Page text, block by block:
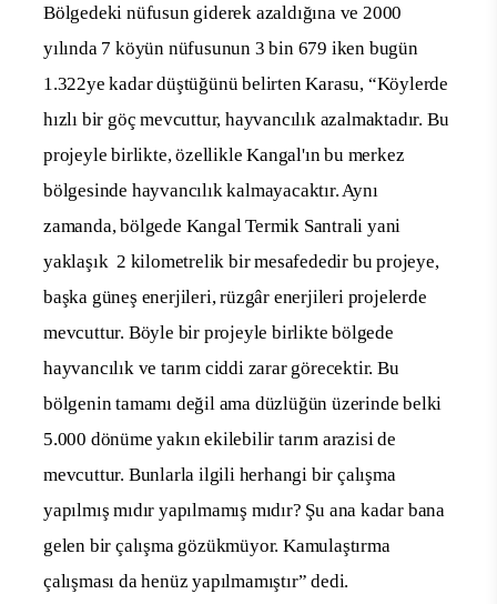
Bölgedeki nüfusun giderek azaldığına ve 2000
yılında 7 köyün nüfusunun 3 bin 679 iken bugün
1.322ye kadar düştüğünü belirten Karasu, “Köylerde
hızlı bir göç mevcuttur, hayvancılık azalmaktadır. Bu
projeyle birlikte, özellikle Kangal'ın bu merkez
bölgesinde hayvancılık kalmayacaktır. Aynı
zamanda, bölgede Kangal Termik Santrali yani
yaklaşık 2 kilometrelik bir mesafededir bu projeye,
başka güneş enerjileri, rüzgâr enerjileri projelerde
mevcuttur. Böyle bir projeyle birlikte bölgede
hayvancılık ve tarım ciddi zarar görecektir. Bu
bölgenin tamamı değil ama düzlüğün üzerinde belki
5.000 dönüme yakın ekilebilir tarım arazisi de
mevcuttur. Bunlarla ilgili herhangi bir çalışma
yapılmış mıdır yapılmamış mıdır? Şu ana kadar bana
gelen bir çalışma gözükmüyor. Kamulaştırma
çalışması da henüz yapılmamıştır” dedi.